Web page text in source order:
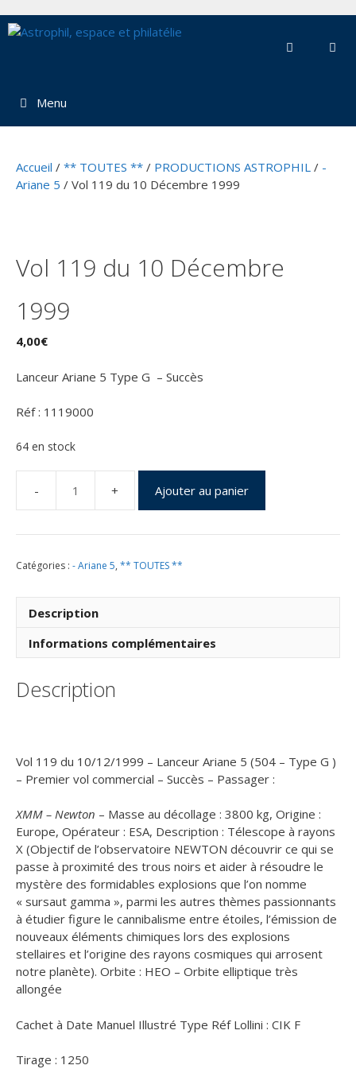
au
Menu
Accueil / ** TOUTES ** / PRODUCTIONS ASTROPHIL / -
Ariane 5 / Vol 119 du 10 Décembre 1999
Vol 119 du 10 Décembre
1999
4,00€
Lanceur Ariane 5 Type G – Succès
Réf : 1119000
64 en stock
quantité
de
Vol
du
Ajouter au panier
Catégories : - Ariane 5, ** TOUTES **
Description
Informations complémentaires
Description
Vol 119 du 10/12/1999 – Lanceur Ariane 5 (504 – Type G )
– Premier vol commercial – Succès – Passager :
XMM – Newton – Masse au décollage : 3800 kg, Origine :
Europe, Opérateur : ESA, Description : Télescope à rayons
X (Objectif de l’observatoire NEWTON découvrir ce qui se
passe à proximité des trous noirs et aider à résoudre le
mystère des formidables explosions que l’on nomme
« sursaut gamma », parmi les autres thèmes passionnants
à étudier figure le cannibalisme entre étoiles, l’émission de
nouveaux éléments chimiques lors des explosions
stellaires et l’origine des rayons cosmiques qui arrosent
notre planète). Orbite : HEO – Orbite elliptique très
allongée
Cachet à Date Manuel Illustré Type Réf Lollini : CIK F
Tirage : 1250